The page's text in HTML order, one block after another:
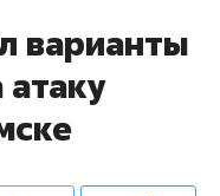
варианты
атаку